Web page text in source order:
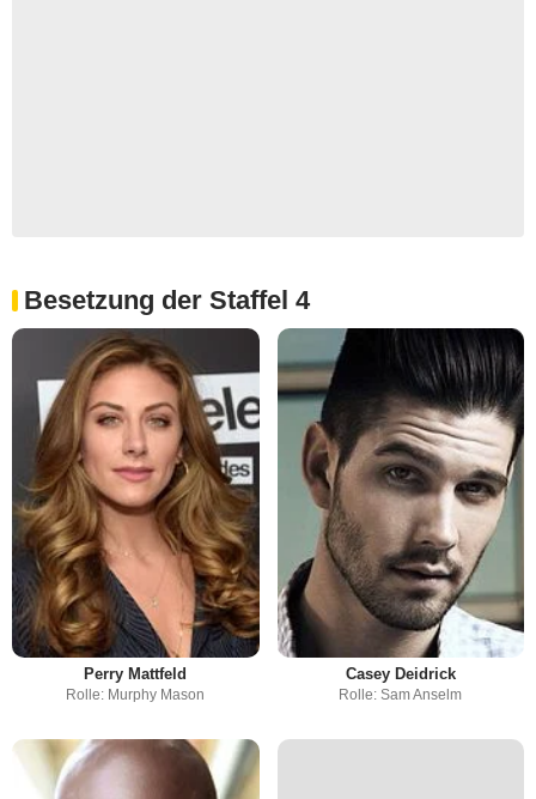
Besetzung der Staffel 4
Perry Mattfeld
Rolle: Murphy Mason
Casey Deidrick
Rolle: Sam Anselm